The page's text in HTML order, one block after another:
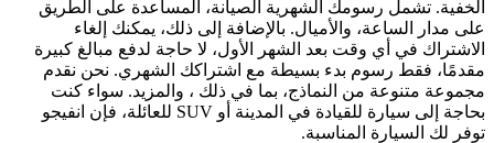
الخفية. تشمل رسومك الشهرية الصيانة، المساعدة على الطريق
على مدار الساعة، والأميال. بالإضافة إلى ذلك، يمكنك إلغاء
الاشتراك في أي وقت بعد الشهر الأول، لا حاجة لدفع مبالغ كبيرة
مقدمًا، فقط رسوم بدء بسيطة مع اشتراكك الشهري. نحن نقدم
مجموعة متنوعة من النماذج، بما في ذلك ، والمزيد. سواء كنت
بحاجة إلى سيارة للقيادة في المدينة أو SUV للعائلة، فإن انفيجو
توفر لك السيارة المناسبة.